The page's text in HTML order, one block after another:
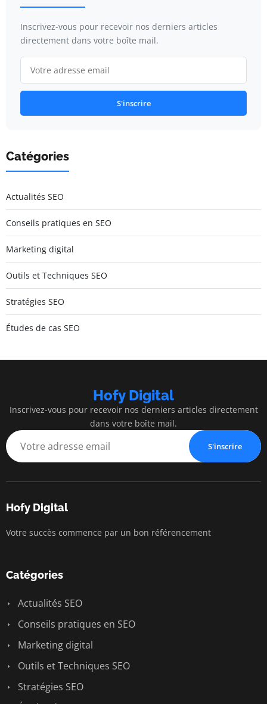
Inscrivez-vous pour recevoir nos derniers articles
directement dans votre boîte mail.
S'inscrire
Catégories
Actualités SEO
Conseils pratiques en SEO
Marketing digital
Outils et Techniques SEO
Stratégies SEO
Études de cas SEO
Hofy Digital
Inscrivez-vous pour recevoir nos derniers articles directement
dans votre boîte mail.
S'inscrire
Hofy Digital
Votre succès commence par un bon référencement
Catégories
Actualités SEO
Conseils pratiques en SEO
Marketing digital
Outils et Techniques SEO
Stratégies SEO